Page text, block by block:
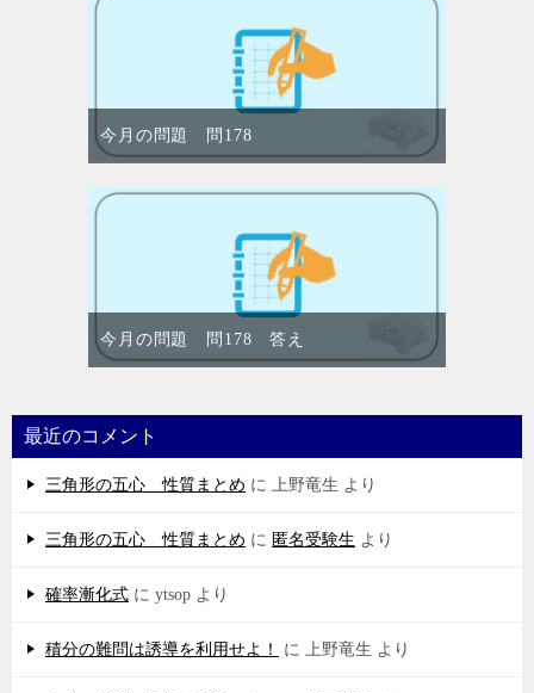
今月の問題 問178
今月の問題 問178 答え
最近のコメント
三角形の五心 性質まとめ に 上野竜生 より
三角形の五心 性質まとめ に 匿名受験生 より
確率漸化式 に ytsop より
積分の難問は誘導を利用せよ！ に 上野竜生 より